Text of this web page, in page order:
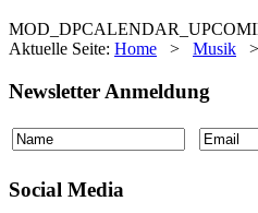
Aktuelle Seite: Home > Musik
Newsletter Anmeldung
Social Media